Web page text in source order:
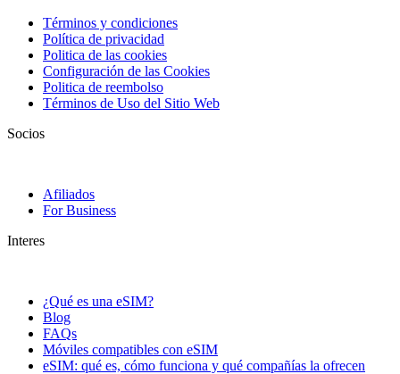
Términos y condiciones
Política de privacidad
Politica de las cookies
Configuración de las Cookies
Politica de reembolso
Términos de Uso del Sitio Web
Socios
Afiliados
For Business
Interes
¿Qué es una eSIM?
Blog
FAQs
Móviles compatibles con eSIM
eSIM: qué es, cómo funciona y qué compañías la ofrecen